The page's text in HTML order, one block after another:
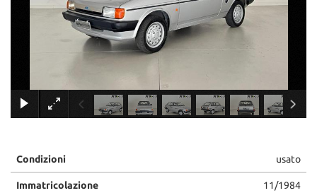
×
Condizioni usato
Immatricolazione 11/1984